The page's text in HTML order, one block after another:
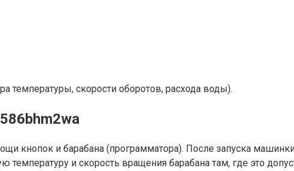
температуры, скорости оборотов, расхода воды).
кнопок и барабана (программатора). После запуска
и скорость вращения барабана там, где это